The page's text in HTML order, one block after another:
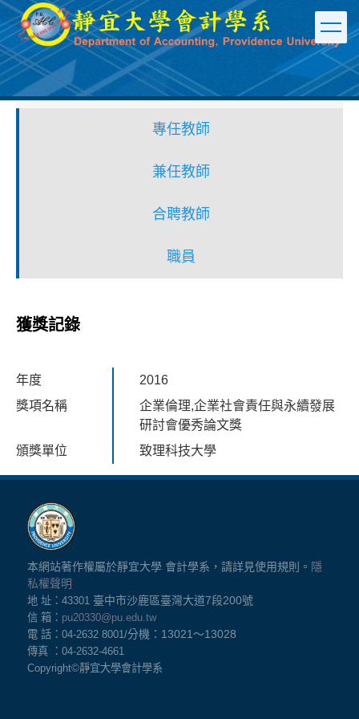
跳
到
主
要
內
容
區
專任教師
兼任教師
合聘教師
職員
獲獎記錄
年度
2016
獎項名稱
企業倫理,企業社會責任與永續發展
研討會優秀論文獎
頒獎單位
致理科技大學
本網站著作權屬於靜宜大學 會計學系，請詳見使用規則。 隱
私權聲明
地 址：43301 臺中市沙鹿區臺灣大道7段200號
信 箱： pu20330@pu.edu.tw
電 話：04-2632 8001/分機：13021～13028
傳真 ：04-2632-4661
Copyright©靜宜大學會計學系